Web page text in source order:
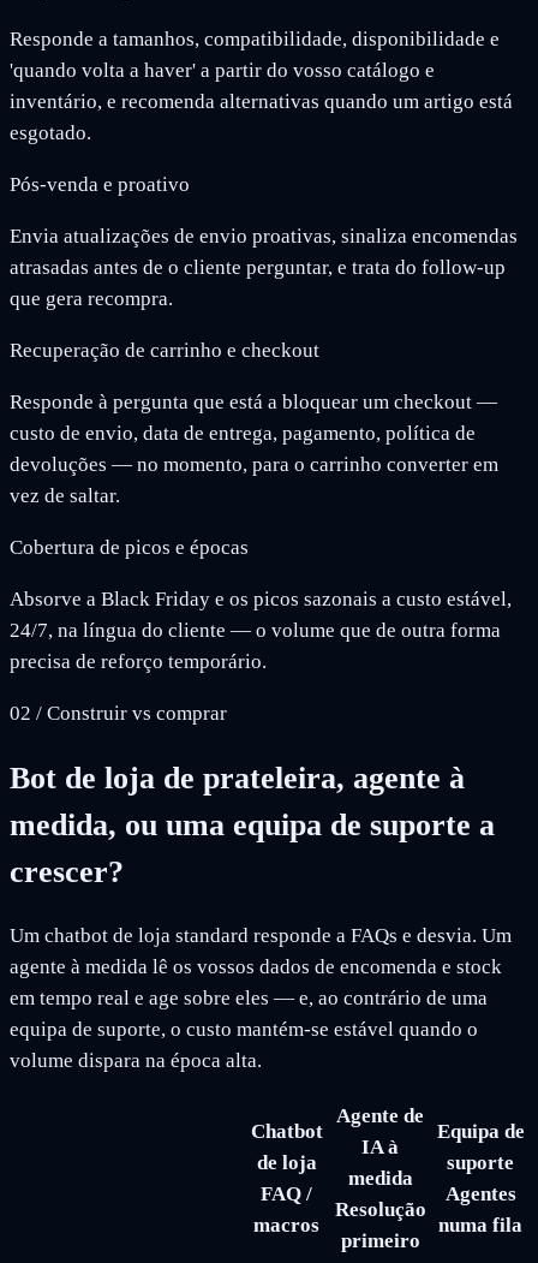
Responde a tamanhos, compatibilidade, disponibilidade e
'quando volta a haver' a partir do vosso catálogo e
inventário, e recomenda alternativas quando um artigo está
esgotado.
Pós-venda e proativo
Envia atualizações de envio proativas, sinaliza encomendas
atrasadas antes de o cliente perguntar, e trata do follow-up
que gera recompra.
Recuperação de carrinho e checkout
Responde à pergunta que está a bloquear um checkout —
custo de envio, data de entrega, pagamento, política de
devoluções — no momento, para o carrinho converter em
vez de saltar.
Cobertura de picos e épocas
Absorve a Black Friday e os picos sazonais a custo estável,
24/7, na língua do cliente — o volume que de outra forma
precisa de reforço temporário.
02 / Construir vs comprar
Bot de loja de prateleira, agente à
medida, ou uma equipa de suporte a
crescer?
Um chatbot de loja standard responde a FAQs e desvia. Um
agente à medida lê os vossos dados de encomenda e stock
em tempo real e age sobre eles — e, ao contrário de uma
equipa de suporte, o custo mantém-se estável quando o
volume dispara na época alta.
Chatbot
de loja
FAQ /
macros
Agente de
IA à
medida
Resolução
primeiro
Equipa de
suporte
Agentes
numa fila